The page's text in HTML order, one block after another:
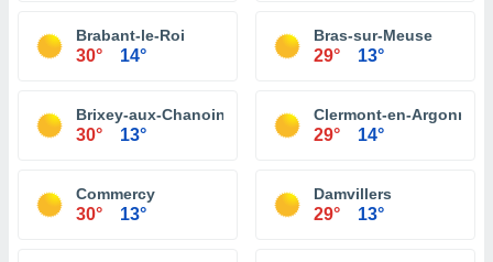
Brabant-le-Roi
30° 14°
Bras-sur-Meuse
29° 13°
Brixey-aux-Chanoines
30° 13°
Clermont-en-Argonne
29° 14°
Commercy
30° 13°
Damvillers
29° 13°